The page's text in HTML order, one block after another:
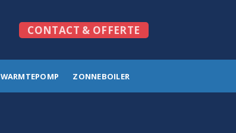
CONTACT & OFFERTE
WARMTEPOMP ZONNEBOILER